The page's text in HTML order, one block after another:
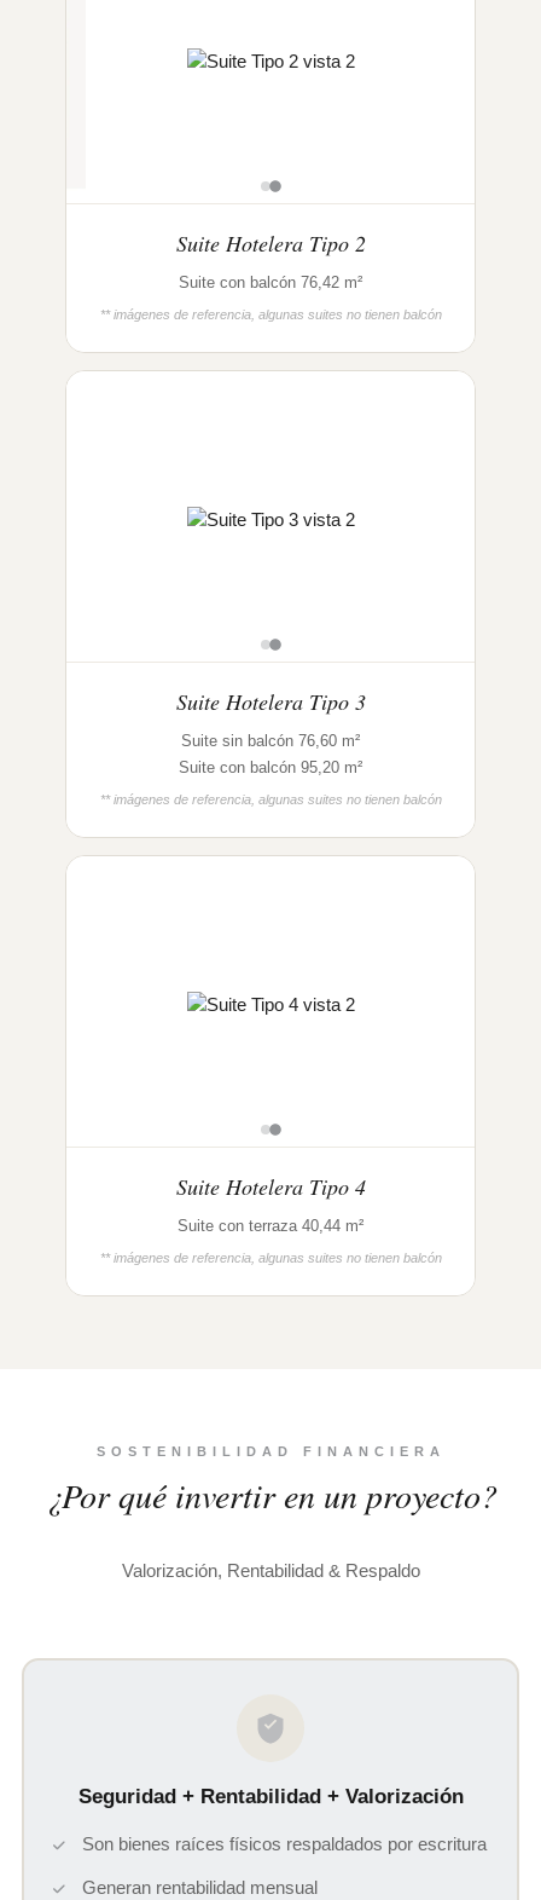
Suite Hotelera Tipo 2
Suite con balcón 76,42 m²
** imágenes de referencia, algunas suites no tienen balcón
Suite Hotelera Tipo 3
Suite sin balcón 76,60 m²
Suite con balcón 95,20 m²
** imágenes de referencia, algunas suites no tienen balcón
Suite Hotelera Tipo 4
Suite con terraza 40,44 m²
** imágenes de referencia, algunas suites no tienen balcón
SOSTENIBILIDAD FINANCIERA
¿Por qué invertir en un proyecto?
Valorización, Rentabilidad & Respaldo
Seguridad + Rentabilidad + Valorización
Son bienes raíces físicos respaldados por escritura
Generan rentabilidad mensual